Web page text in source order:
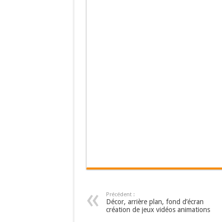
Précédent :
Décor, arrière plan, fond d’écran
création de jeux vidéos animations